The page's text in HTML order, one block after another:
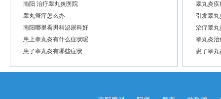
南阳 治疗睾丸炎医院
睾丸瘙痒怎么办
南阳哪里看男科泌尿科好
患上睾丸炎有什么症状呢
患了睾丸炎有哪些症状
睾丸炎疾
引发睾
治疗睾丸
睾丸炎治
患了睾丸